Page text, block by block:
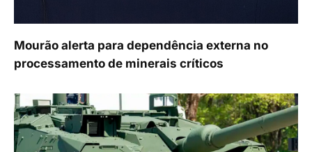
Mourão alerta para dependência externa no
processamento de minerais críticos